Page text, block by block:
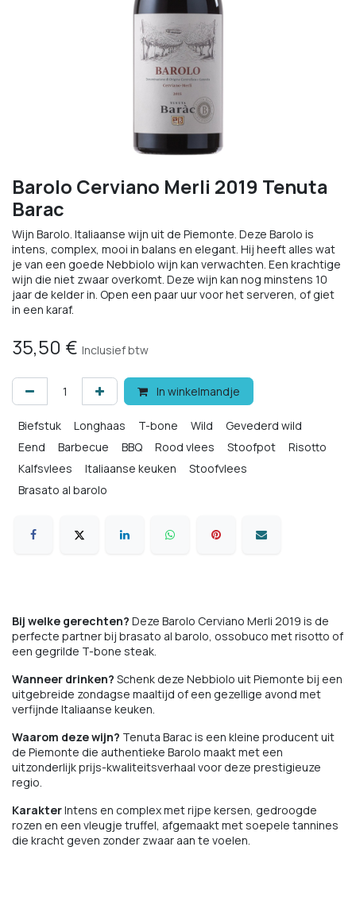
Barolo Cerviano Merli 2019 Tenuta
Barac
Wijn Barolo. Italiaanse wijn uit de Piemonte. Deze Barolo is
intens, complex, mooi in balans en elegant. Hij heeft alles wat
je van een goede Nebbiolo wijn kan verwachten. Een krachtige
wijn die niet zwaar overkomt. Deze wijn kan nog minstens 10
jaar de kelder in. Open een paar uur voor het serveren, of giet
in een karaf.
35,50 € Inclusief btw
In winkelmandje
Biefstuk Longhaas T-bone Wild
Gevederd wild
Eend
Barbecue BBQ Rood vlees Stoofpot
Risotto
Kalfsvlees
Italiaanse keuken
Stoofvlees
Brasato al barolo
Bij welke gerechten? Deze Barolo Cerviano Merli 2019 is de
perfecte partner bij brasato al barolo, ossobuco met risotto of
een gegrilde T-bone steak.
Wanneer drinken? Schenk deze Nebbiolo uit Piemonte bij een
uitgebreide zondagse maaltijd of een gezellige avond met
verfijnde Italiaanse keuken.
Waarom deze wijn? Tenuta Barac is een kleine producent uit
de Piemonte die authentieke Barolo maakt met een
uitzonderlijk prijs-kwaliteitsverhaal voor deze prestigieuze
regio.
KarakterIntens en complex met rijpe kersen, gedroogde
rozen en een vleugje truffel, afgemaakt met soepele tannines
die kracht geven zonder zwaar aan te voelen.